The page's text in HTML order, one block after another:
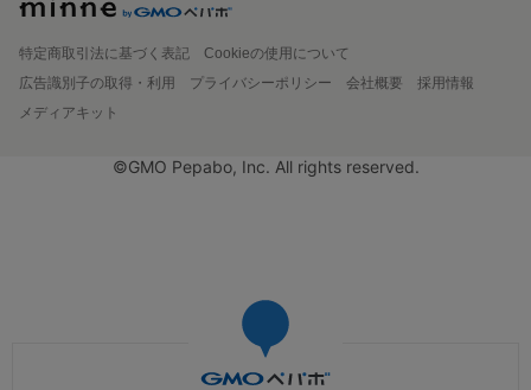
特定商取引法に基づく表記
Cookieの使用について
広告識別子の取得・利用
プライバシーポリシー 会社概要
採用情報
メディアキット
©GMO Pepabo, Inc. All rights reserved.